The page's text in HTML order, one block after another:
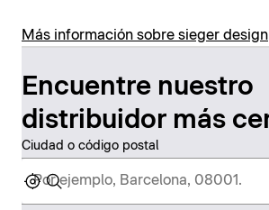
Más información sobre sieger design
Encuentre nuestro
distribuidor más
Ciudad o código postal